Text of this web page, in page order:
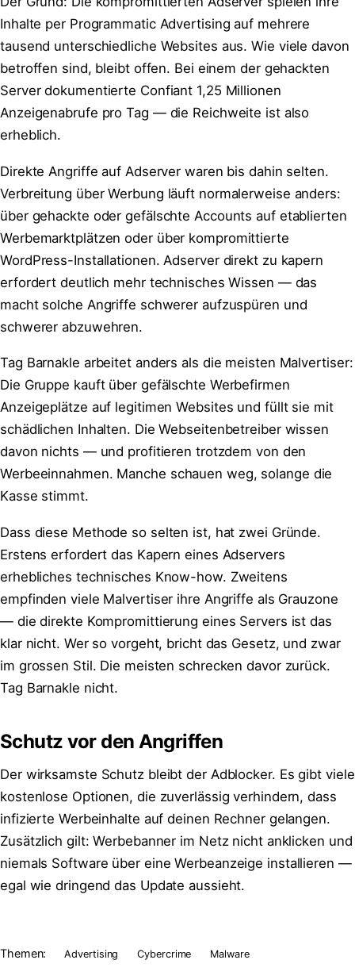
Inhalte per Programmatic Advertising auf mehrere
tausend unterschiedliche Websites aus. Wie viele davon
betroffen sind, bleibt offen. Bei einem der gehackten
Server dokumentierte Confiant 1,25 Millionen
Anzeigenabrufe pro Tag — die Reichweite ist also
erheblich.
Direkte Angriffe auf Adserver waren bis dahin selten.
Verbreitung über Werbung läuft normalerweise anders:
über gehackte oder gefälschte Accounts auf etablierten
Werbemarktplätzen oder über kompromittierte
WordPress-Installationen. Adserver direkt zu kapern
erfordert deutlich mehr technisches Wissen — das
macht solche Angriffe schwerer aufzuspüren und
schwerer abzuwehren.
Tag Barnakle arbeitet anders als die meisten Malvertiser:
Die Gruppe kauft über gefälschte Werbefirmen
Anzeigeplätze auf legitimen Websites und füllt sie mit
schädlichen Inhalten. Die Webseitenbetreiber wissen
davon nichts — und profitieren trotzdem von den
Werbeeinnahmen. Manche schauen weg, solange die
Kasse stimmt.
Dass diese Methode so selten ist, hat zwei Gründe.
Erstens erfordert das Kapern eines Adservers
erhebliches technisches Know-how. Zweitens
empfinden viele Malvertiser ihre Angriffe als Grauzone
— die direkte Kompromittierung eines Servers ist das
klar nicht. Wer so vorgeht, bricht das Gesetz, und zwar
im grossen Stil. Die meisten schrecken davor zurück.
Tag Barnakle nicht.
Schutz vor den Angriffen
Der wirksamste Schutz bleibt der Adblocker. Es gibt viele
kostenlose Optionen, die zuverlässig verhindern, dass
infizierte Werbeinhalte auf deinen Rechner gelangen.
Zusätzlich gilt: Werbebanner im Netz nicht anklicken und
niemals Software über eine Werbeanzeige installieren —
egal wie dringend das Update aussieht.
Themen: Advertising Cybercrime Malware